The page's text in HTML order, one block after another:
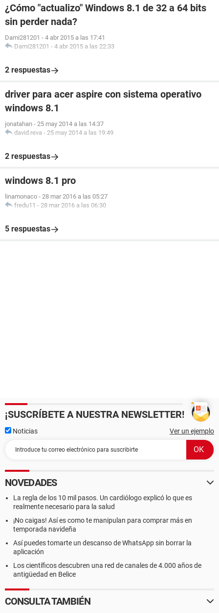
¿Cómo "actualizo" Windows 8.1 de 32 a 64 bits
sin perder nada?
Dami281201 - 4 abr 2015 a las 17:41
Dami281201 - 4 abr 2015 a las 22:33
2 respuestas
driver para acer aspire con sistema operativo
windows 8.1
jonatahan - 25 may 2014 a las 14:37
david.reva - 25 may 2014 a las 19:49
2 respuestas
windows 8.1 pro
linamonaco - 28 mar 2016 a las 05:27
fredu11 - 28 mar 2016 a las 06:30
5 respuestas
¡SUSCRÍBETE A NUESTRA NEWSLETTER!
Noticias Ver un ejemplo
NOVEDADES
La regla de los 10 mil pasos. Un cardiólogo explicó lo que es
realmente necesario para la salud
¡No caigas! Así es como te manipulan para comprar más en
temporada navideña
Así puedes tomarte un descanso de WhatsApp sin borrar la
aplicación
Los científicos descubren una red de canales de 4.000 años de
antigüedad en Belice
CONSULTA TAMBIÉN